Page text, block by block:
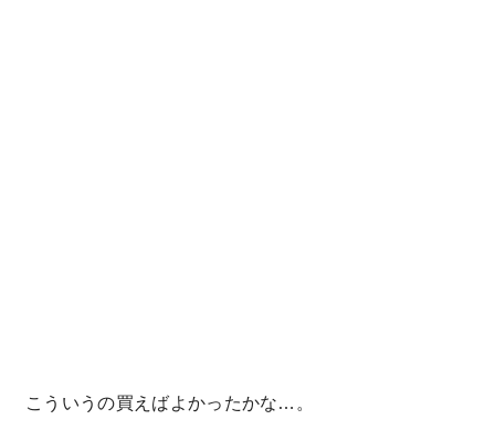
こういうの買えばよかったかな…。